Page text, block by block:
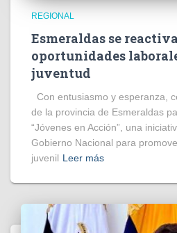
REGIONAL
Esmeraldas se
oportunidades
juventud
Con entusiasmo y esperanza,
de la provincia de Esmeraldas
“Jóvenes en Acción”, una
Gobierno Nacional para
juvenil Leer más